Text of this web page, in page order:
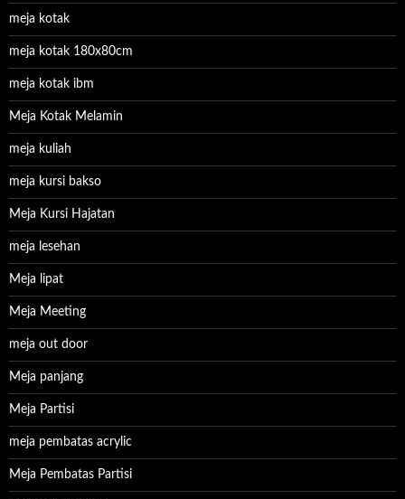
meja kotak
meja kotak 180x80cm
meja kotak ibm
Meja Kotak Melamin
meja kuliah
meja kursi bakso
Meja Kursi Hajatan
meja lesehan
Meja lipat
Meja Meeting
meja out door
Meja panjang
Meja Partisi
meja pembatas acrylic
Meja Pembatas Partisi